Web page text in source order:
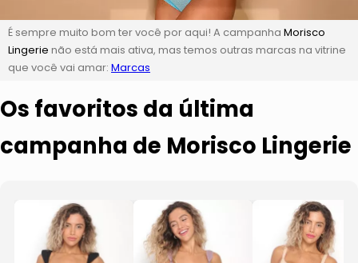
É sempre muito bom ter você por aqui! A campanha Morisco
Lingerie não está mais ativa, mas temos outras marcas na vitrine
que você vai amar: Marcas
Os favoritos da última
campanha de Morisco Lingerie